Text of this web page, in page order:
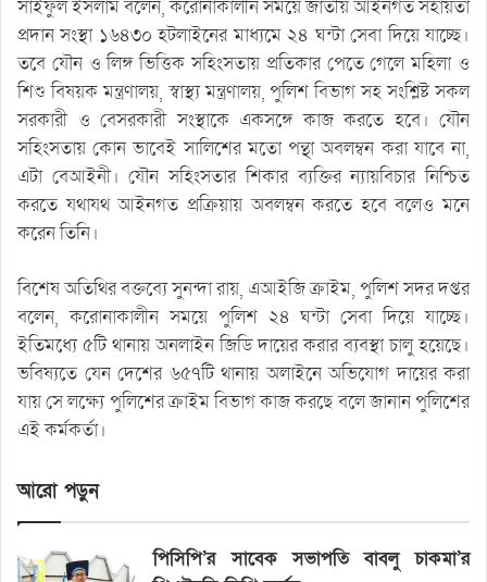
সাইফুল ইসলাম বলেন, করোনাকালীন সময়ে জাতীয় আইনগত সহায়তা
প্রদান সংস্থা ১৬৪৩০ হটলাইনের মাধ্যমে ২৪ ঘন্টা সেবা দিয়ে যাচ্ছে।
তবে যৌন ও লিঙ্গ ভিত্তিক সহিংসতায় প্রতিকার পেতে গেলে মহিলা ও
শিশু বিষয়ক মন্ত্রণালয়, স্বাস্থ্য মন্ত্রণালয়, পুলিশ বিভাগ সহ সংশ্লিষ্ট সকল
সরকারী ও বেসরকারী সংস্থাকে একসঙ্গে কাজ করতে হবে। যৌন
সহিংসতায় কোন ভাবেই সালিশের মতো পন্থা অবলম্বন করা যাবে না,
এটা বেআইনী। যৌন সহিংসতার শিকার ব্যক্তির ন্যায়বিচার নিশ্চিত
করতে যথাযথ আইনগত প্রক্রিয়ায় অবলম্বন করতে হবে বলেও মনে
করেন তিনি।
বিশেষ অতিথির বক্তব্যে সুনন্দা রায়, এআইজি ক্রাইম, পুলিশ সদর দপ্তর
বলেন, করোনাকালীন সময়ে পুলিশ ২৪ ঘন্টা সেবা দিয়ে যাচ্ছে।
ইতিমধ্যে ৫টি থানায় অনলাইন জিডি দায়ের করার ব্যবস্থা চালু হয়েছে।
ভবিষ্যতে যেন দেশের ৬৫৭টি থানায় অলাইনে অভিযোগ দায়ের করা
যায় সে লক্ষ্যে পুলিশের ক্রাইম বিভাগ কাজ করছে বলে জানান পুলিশের
এই কর্মকর্তা।
আরো পড়ুন
পিসিপি’র সাবেক সভাপতি বাবলু চাকমা’র